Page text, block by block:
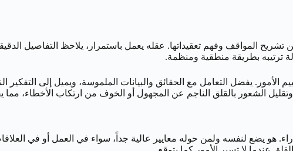
تشريح المواقف وفهم تعقيداتها. عقله يعمل باستمرار، يلاحظ التفاصيل
ترتيبه بطريقة منطقية ومنظمة.
الأمور. يفضل التعامل مع الحقائق والبيانات الملموسة، ويميل إلى
الشعور بالقلق الناجم عن المجهول أو الخوف من ارتكاب الأخطاء، مما
هو يضع لنفسه ولمن حوله معايير عالية جداً، سواء في العمل أو في